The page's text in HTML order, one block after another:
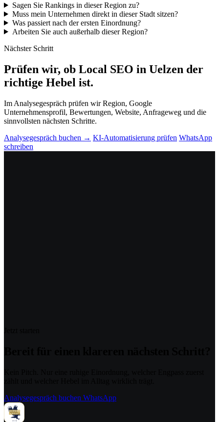
Sagen Sie Rankings in dieser Region zu?
Muss mein Unternehmen direkt in dieser Stadt sitzen?
Was passiert nach der ersten Einordnung?
Arbeiten Sie auch außerhalb dieser Region?
Nächster Schritt
Prüfen wir, ob Local SEO in Uelzen der
richtige Hebel ist.
Im Analysegespräch prüfen wir Region, Google
Unternehmensprofil, Bewertungen, Website, Anfrageweg und die
sinnvollsten nächsten Schritte.
Analysegespräch buchen → KI-Automatisierung prüfen WhatsApp
schreiben
Analysegespräch buchen WhatsApp